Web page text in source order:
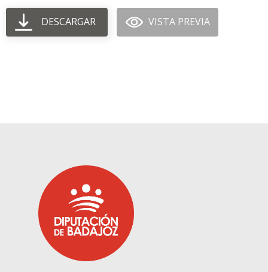
DESCARGAR VISTA PREVIA